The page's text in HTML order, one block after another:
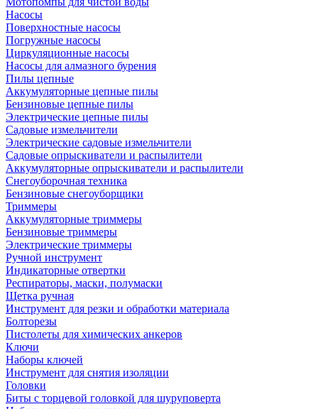
Насосы
Поверхностные насосы
Погружные насосы
Циркуляционные насосы
Насосы для алмазного бурения
Пилы цепные
Аккумуляторные цепные пилы
Бензиновые цепные пилы
Электрические цепные пилы
Садовые измельчители
Электрические садовые измельчители
Садовые опрыскиватели и распылители
Аккумуляторные опрыскиватели и распылители
Снегоуборочная техника
Бензиновые снегоуборщики
Триммеры
Аккумуляторные триммеры
Бензиновые триммеры
Электрические триммеры
Ручной инструмент
Индикаторные отвертки
Респираторы, маски, полумаски
Щетка ручная
Инструмент для резки и обработки материала
Болторезы
Пистолеты для химических анкеров
Ключи
Наборы ключей
Инструмент для снятия изоляции
Головки
Биты с торцевой головкой для шуруповерта